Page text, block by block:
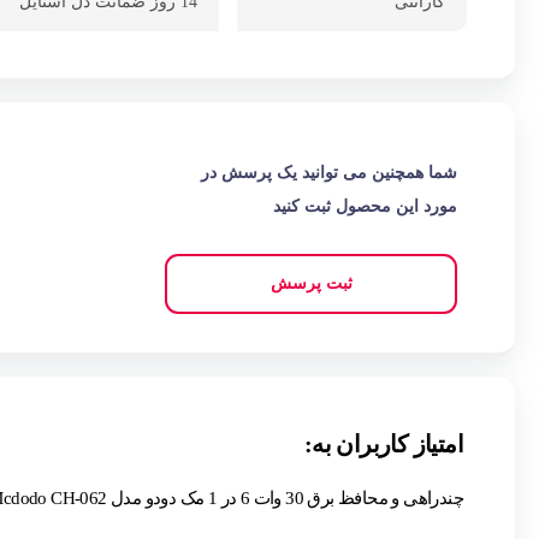
شما همچنین می توانید یک پرسش در
مورد این محصول ثبت کنید
ثبت پرسش
امتیاز کاربران به:
چندراهی و محافظ برق 30 وات 6 در 1 مک دودو مدل Mcdodo CH-062